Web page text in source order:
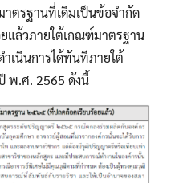
ตรฐานที่เดิมเป็นข้อจำกัด
แล้วภายใต้เกณฑ์มาตรฐาน
เนินการได้ทันทีภายใต้
พ.ศ. 2565 ดังนี้